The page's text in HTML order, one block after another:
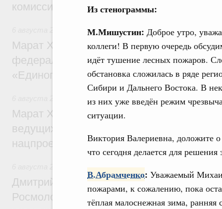
Из стенограммы:
М.Мишустин: Доброе утро,
коллеги! В первую очередь
идёт тушение лесных пожаров.
обстановка сложилась в ряде
Сибири и Дальнего Востока. В
из них уже введён режим
ситуации.
Виктория Валериевна, доложите
что сегодня делается для
В.Абрамченко: Уважаемый
пожарами, к сожалению, пока
тёплая малоснежная зима,
комиссии по промышленности
Регулирование в сфере строительства
Марат Хуснуллин: Более 130
федерального значения построено под
«Единого заказчика»
Национальный проект «Инфраструктура
Марат Хуснуллин: Порядка 200
ведущих к спортивным объектам,
нацпроекту «Инфраструктура для
Молодёжная политика
Дмитрий Чернышенко, Сергей Кравцов и
Росмолодёжи Григорий Гуров